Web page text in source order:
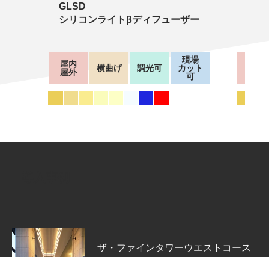
GLSD
シリコンライトβディフューザー
屋内
屋外
横曲げ 調光可
現場
カット
可
ザ・ファインタワーウエストコース